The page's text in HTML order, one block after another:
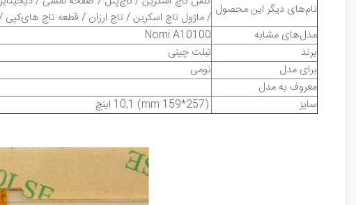
نام‌های دیگر این محصول / ماژول تاچ اسکرین / تاچ ارزان / قطعه تاچ
مدل‌های مشابه
Nomi A10100
برند
تبلت چینی
برای مدل
نومی
معروف به مدل
سایز
(257*159 mm)
10,1 اینچ